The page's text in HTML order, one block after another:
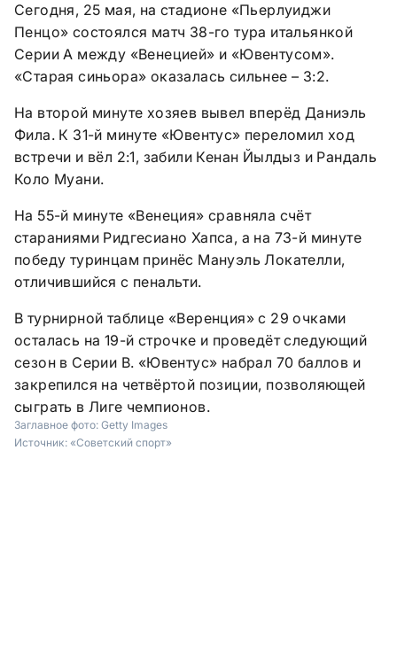
Сегодня, 25 мая, на стадионе «Пьерлуиджи
Пенцо» состоялся матч 38-го тура итальянкой
Серии А между «Венецией» и «Ювентусом».
«Старая синьора» оказалась сильнее – 3:2.
На второй минуте хозяев вывел вперёд Даниэль
Фила. К 31-й минуте «Ювентус» переломил ход
встречи и вёл 2:1, забили Кенан Йылдыз и Рандаль
Коло Муани.
На 55-й минуте «Венеция» сравняла счёт
стараниями Ридгесиано Хапса, а на 73-й минуте
победу туринцам принёс Мануэль Локателли,
отличившийся с пенальти.
В турнирной таблице «Веренция» с 29 очками
осталась на 19-й строчке и проведёт следующий
сезон в Серии В. «Ювентус» набрал 70 баллов и
закрепился на четвёртой позиции, позволяющей
сыграть в Лиге чемпионов.
Заглавное фото: Getty Images
Источник: «Советский спорт»